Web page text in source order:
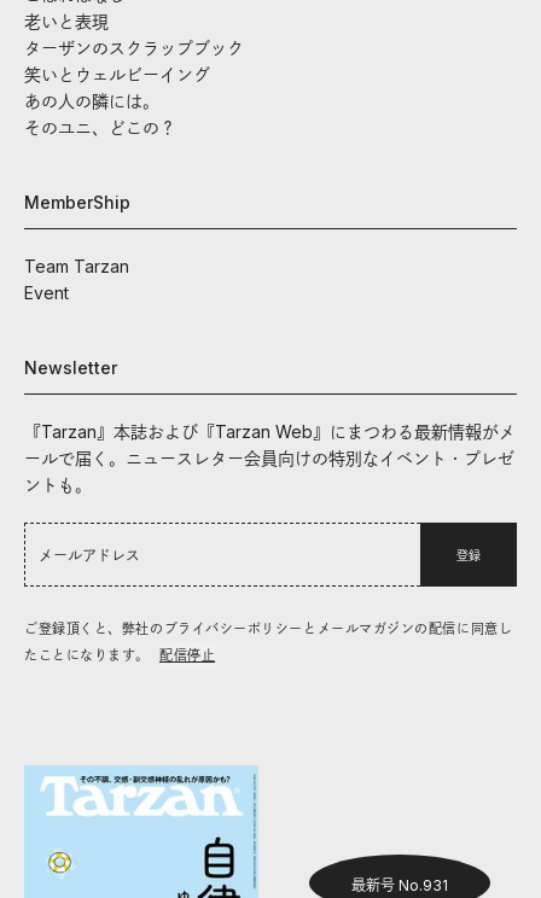
老いと表現
ターザンのスクラップブック
笑いとウェルビーイング
あの人の隣には。
そのユニ、どこの？
MemberShip
Team Tarzan
Event
Newsletter
『Tarzan』本誌および『Tarzan Web』にまつわる最新情報がメ
ールで届く。ニュースレター会員向けの特別なイベント・プレゼ
ントも。
登録
ご登録頂くと、弊社のプライバシーポリシーとメールマガジンの配信に同意し
たことになります。
配信停止
最新号 No.931